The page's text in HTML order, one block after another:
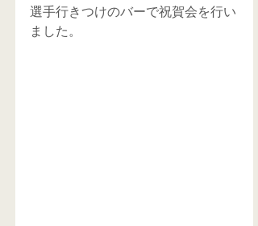
選手行きつけのバーで祝賀会を行い
ました。